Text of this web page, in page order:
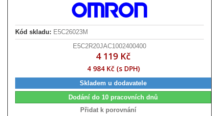
Kód skladu: E5C26023M
E5C2R20JAC1002400400
4 119 Kč
4 984 Kč (s DPH)
Skladem u dodavatele
Dodání do 10 pracovních dnů
Přidat k porovnání